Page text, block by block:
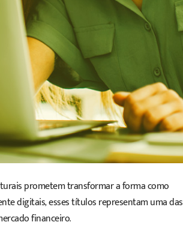
prometem transformar a forma como
digitais, esses títulos representam uma das
financeiro.